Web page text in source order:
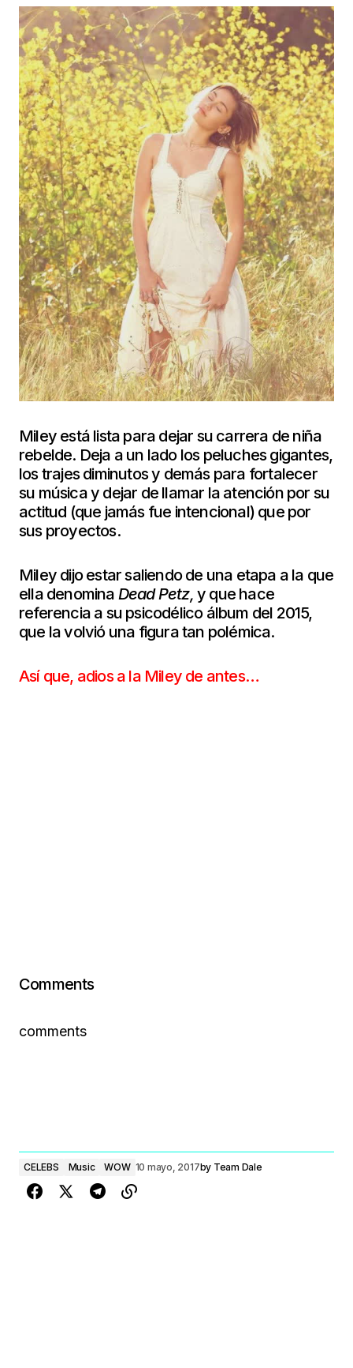
Miley está lista para dejar su carrera de niña
rebelde. Deja a un lado los peluches gigantes,
los trajes diminutos y demás para fortalecer
su música y dejar de llamar la atención por su
actitud (que jamás fue intencional) que por
sus proyectos.
Miley dijo estar saliendo de una etapa a la que
ella denomina Dead Petz,y que hace
referencia a su psicodélico álbum del 2015,
que la volvió una figura tan polémica.
Así que, adios a la Miley de antes…
Comments
comments
CELEBS Music WOW 10 mayo, 2017by Team Dale